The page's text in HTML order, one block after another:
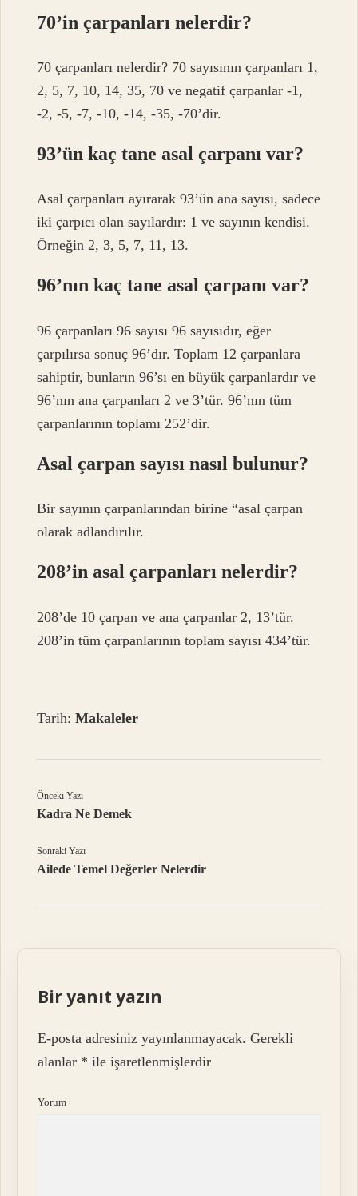
70’in çarpanları nelerdir?
70 çarpanları nelerdir? 70 sayısının çarpanları 1,
2, 5, 7, 10, 14, 35, 70 ve negatif çarpanlar -1,
-2, -5, -7, -10, -14, -35, -70’dir.
93’ün kaç tane asal çarpanı var?
Asal çarpanları ayırarak 93’ün ana sayısı, sadece
iki çarpıcı olan sayılardır: 1 ve sayının kendisi.
Örneğin 2, 3, 5, 7, 11, 13.
96’nın kaç tane asal çarpanı var?
96 çarpanları 96 sayısı 96 sayısıdır, eğer
çarpılırsa sonuç 96’dır. Toplam 12 çarpanlara
sahiptir, bunların 96’sı en büyük çarpanlardır ve
96’nın ana çarpanları 2 ve 3’tür. 96’nın tüm
çarpanlarının toplamı 252’dir.
Asal çarpan sayısı nasıl bulunur?
Bir sayının çarpanlarından birine “asal çarpan
olarak adlandırılır.
208’in asal çarpanları nelerdir?
208’de 10 çarpan ve ana çarpanlar 2, 13’tür.
208’in tüm çarpanlarının toplam sayısı 434’tür.
Tarih:Makaleler
Önceki Yazı
Kadra Ne Demek
Sonraki Yazı
Ailede Temel Değerler Nelerdir
Bir yanıt yazın
E-posta adresiniz yayınlanmayacak. Gerekli
alanlar * ile işaretlenmişlerdir
Yorum